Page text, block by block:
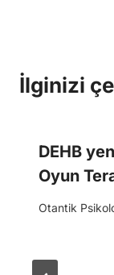
İlginizi
DEHB
Oyun
Otantik